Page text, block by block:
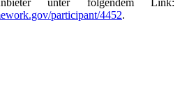
participant/4452.